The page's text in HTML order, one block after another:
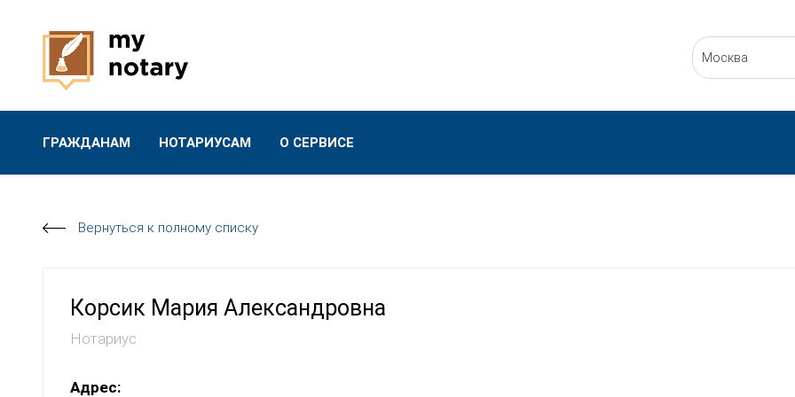
Москва
ГРАЖДАНАМ НОТАРИУСАМ О СЕРВИСЕ
Вернуться к полному списку
Корсик Мария Александровна
Нотариус
Адрес: